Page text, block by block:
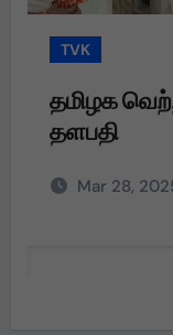
TVK
தமிழக
தளபதி